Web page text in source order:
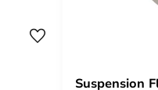
Suspension